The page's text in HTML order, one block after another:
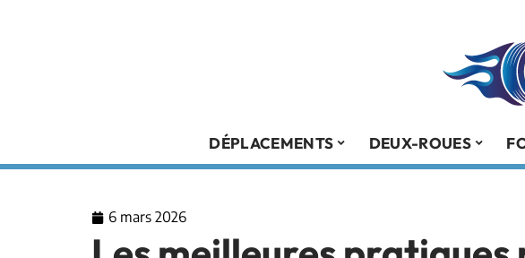
DÉPLACEMENTS DEUX-ROUES
6 mars 2026